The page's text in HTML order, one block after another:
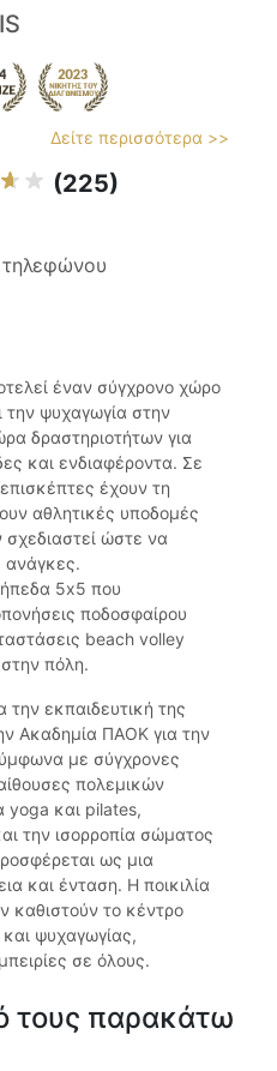
Δείτε περισσότερα >>
(225)
τηλεφώνου
έναν σύγχρονο χώρο
ψυχαγωγία στην
δραστηριοτήτων για
και ενδιαφέροντα. Σε
έχουν τη
αθλητικές υποδομές
ώστε να
ανάγκες.
5x5 που
ποδοσφαίρου
beach volley
πόλη.
την εκπαιδευτική της
Ακαδημία ΠΑΟΚ για την
με σύγχρονες
πολεμικών
και pilates,
την ισορροπία σώματος
ως μια
και ένταση. Η ποικιλία
καθιστούν το κέντρο
ψυχαγωγίας,
σε όλους.
τους παρακάτω